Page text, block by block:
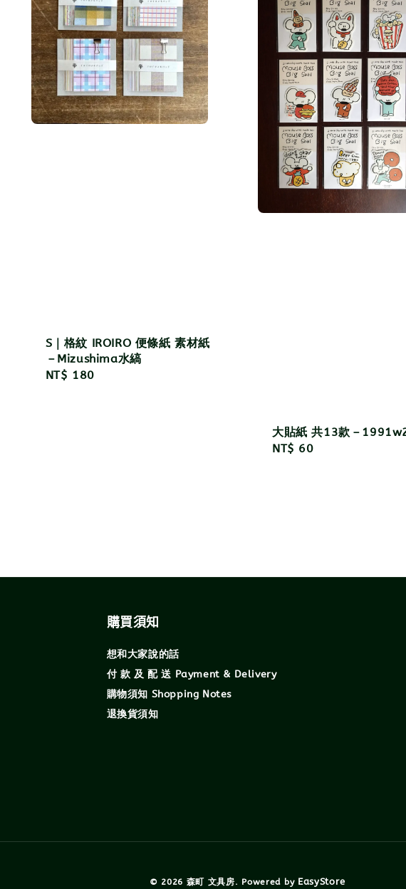
S｜格紋 IROIRO 便條紙 素材紙
－Mizushima水縞
Regular
NT$ 180
大貼紙 共13款－
Regular
NT$ 60
購買須知
想和大家說的話
付 款 及 配 送 Payment & Delivery
購物須知 Shopping Notes
退換貨須知
© 2026 森町 文具房. Powered by EasyStore